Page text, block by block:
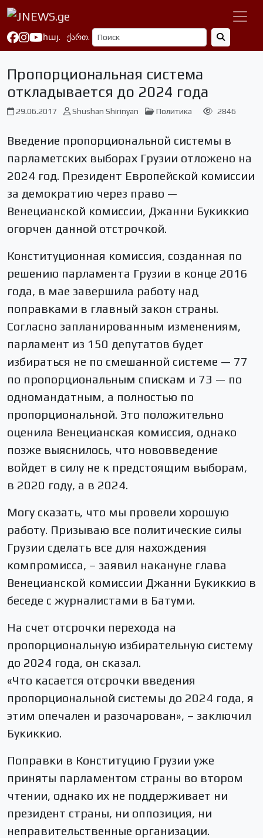
հայ. ქართ.
Пропорциональная система
откладывается до 2024 года
29.06.2017 Shushan Shirinyan Политика 2846
Введение пропорциональной системы в
парламетских выборах Грузии отложено на
2024 год. Президент Европейской комиссии
за демократию через право —
Венецианской комиссии, Джанни Букиккио
огорчен данной отстрочкой.
Конституционная комиссия, созданная по
решению парламента Грузии в конце 2016
года, в мае завершила работу над
поправками в главный закон страны.
Согласно запланированным изменениям,
парламент из 150 депутатов будет
избираться не по смешанной системе — 77
по пропорциональным спискам и 73 — по
одномандатным, а полностью по
пропорциональной. Это положительно
оценила Венецианская комиссия, однако
позже выяснилось, что нововведение
войдет в силу не к предстоящим выборам,
в 2020 году, а в 2024.
Могу сказать, что мы провели хорошую
работу. Призываю все политические силы
Грузии сделать все для нахождения
компромисса, – заявил накануне глава
Венецианской комиссии Джанни Букиккио в
беседе с журналистами в Батуми.
На счет отсрочки перехода на
пропорциональную избирательную систему
до 2024 года, он сказал.
«Что касается отсрочки введения
пропорциональной системы до 2024 года, я
этим опечален и разочарован», – заключил
Букиккио.
Поправки в Конституцию Грузии уже
приняты парламентом страны во втором
чтении, однако их не поддерживает ни
президент страны, ни оппозиция, ни
неправительственные организации.